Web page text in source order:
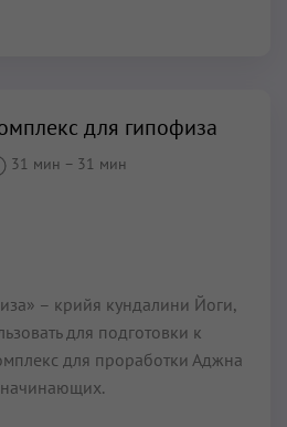
для гипофиза
31 мин – 31 мин
– крийя кундалини Йоги,
для подготовки к
для проработки Аджна